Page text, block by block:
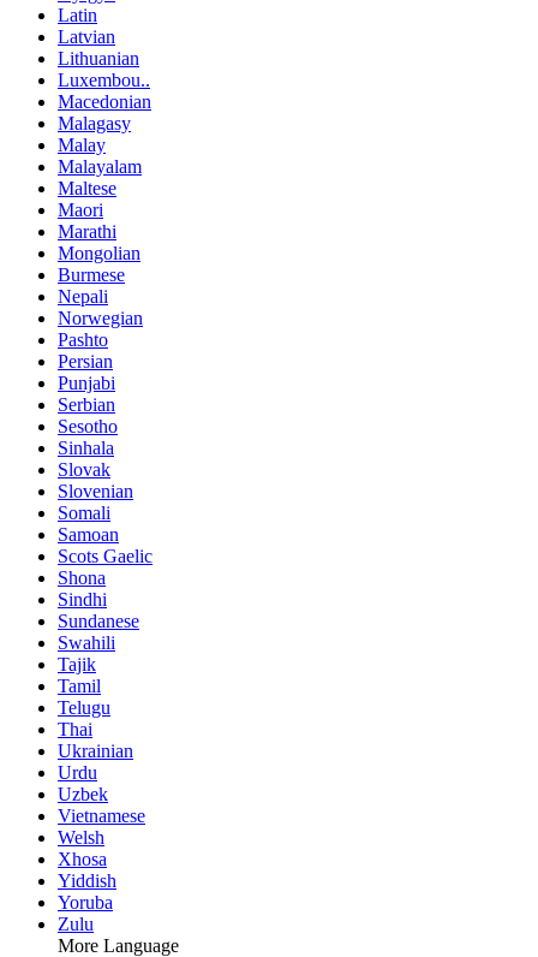
Latin
Latvian
Lithuanian
Luxembou..
Macedonian
Malagasy
Malay
Malayalam
Maltese
Maori
Marathi
Mongolian
Burmese
Nepali
Norwegian
Pashto
Persian
Punjabi
Serbian
Sesotho
Sinhala
Slovak
Slovenian
Somali
Samoan
Scots Gaelic
Shona
Sindhi
Sundanese
Swahili
Tajik
Tamil
Telugu
Thai
Ukrainian
Urdu
Uzbek
Vietnamese
Welsh
Xhosa
Yiddish
Yoruba
Zulu
More Language